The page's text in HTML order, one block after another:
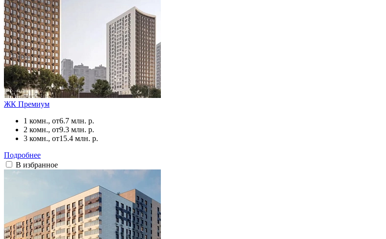
ЖК Премиум
1 комн., от6.7 млн. р.
2 комн., от9.3 млн. р.
3 комн., от15.4 млн. р.
Подробнее
В избранное